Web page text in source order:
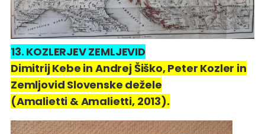
13. KOZLERJEV ZEMLJEVID
Dimitrij Kebe in Andrej Šiško, Peter Kozler in
Zemljovid Slovenske dežele
(Amalietti & Amalietti, 2013).